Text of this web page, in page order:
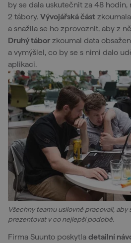
by se dala uskutečnit za 48
2 tábory. Vývojářská část
a snažila se ho zprovoznit, aby z
Druhý tábor zkoumal data
a vymýšlel, co by se s nimi dalo
aplikaci.
Všechny teamu usilovně pracovali,
prezentovat v co nejlepší podobě.
Firma Suunto poskytla detailní